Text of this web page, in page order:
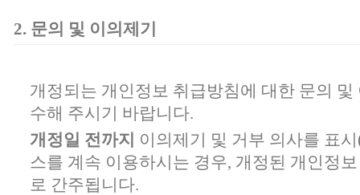
2. 문의 및 이의제기
개정되는 개인정보 취급방침에 대한 문의
수해 주시기 바랍니다.
개정일 전까지 이의제기 및 거부 의사를 표
스를 계속 이용하시는 경우, 개정된 개인정
로 간주됩니다.